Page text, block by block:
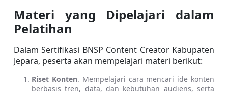
Materi yang Dipelajari dalam
Pelatihan
Dalam Sertifikasi BNSP Content Creator Kabupaten
Jepara, peserta akan mempelajari materi berikut:
Riset Konten. Mempelajari cara mencari ide konten
berbasis tren, data, dan kebutuhan audiens, serta